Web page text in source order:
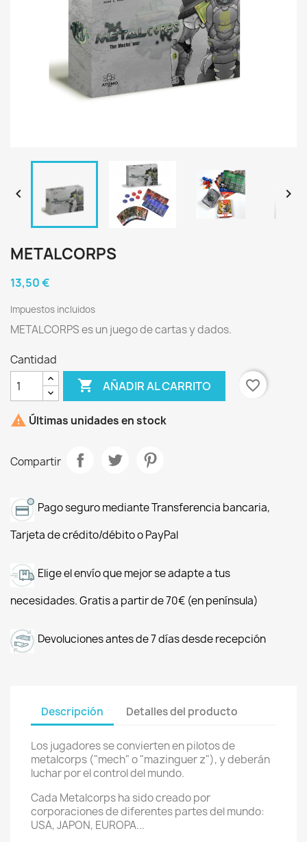
 
METALCORPS
13,50 €
Impuestos incluidos
METALCORPS es un juego de cartas y dados.
Cantidad
 AÑADIR AL CARRITO favorite_border
 Últimas unidades en stock
Compartir
Pago seguro mediante Transferencia bancaria,
Tarjeta de crédito/débito o PayPal
Elige el envío que mejor se adapte a tus
necesidades. Gratis a partir de 70€ (en península)
Devoluciones antes de 7 días desde recepción
Descripción Detalles del producto
Los jugadores se convierten en pilotos de
metalcorps ("mech" o "mazinguer z"), y deberán
luchar por el control del mundo.
Cada Metalcorps ha sido creado por
corporaciones de diferentes partes del mundo:
USA, JAPON, EUROPA...